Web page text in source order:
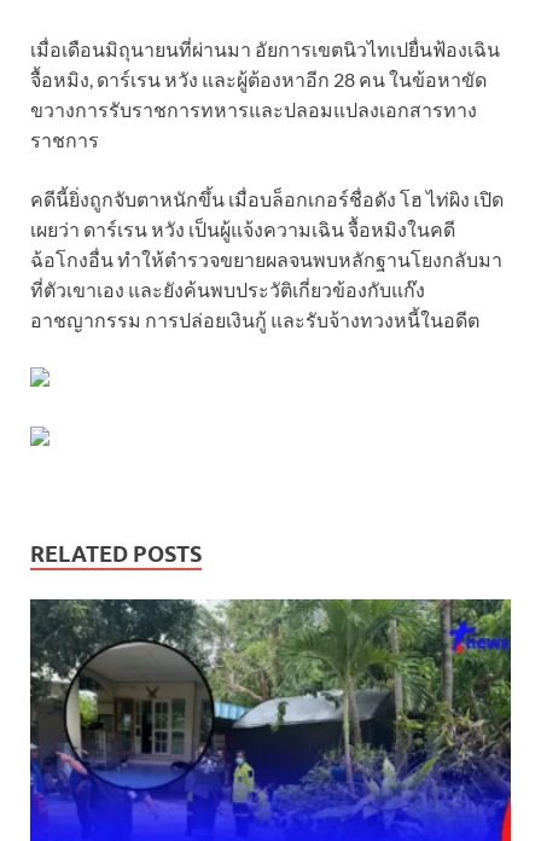
เมื่อเดือนมิถุนายนที่ผ่านมา อัยการเขตนิวไทเปยื่นฟ้องเฉิน
จื้อหมิง, ดาร์เรน หวัง และผู้ต้องหาอีก 28 คน ในข้อหาขัด
ขวางการรับราชการทหารและปลอมแปลงเอกสารทาง
ราชการ
คดีนี้ยิ่งถูกจับตาหนักขึ้น เมื่อบล็อกเกอร์ชื่อดัง โฮ ไท่ผิง เปิด
เผยว่า ดาร์เรน หวัง เป็นผู้แจ้งความเฉิน จื้อหมิงในคดี
ฉ้อโกงอื่น ทำให้ตำรวจขยายผลจนพบหลักฐานโยงกลับมา
ที่ตัวเขาเอง และยังค้นพบประวัติเกี่ยวข้องกับแก๊ง
อาชญากรรม การปล่อยเงินกู้ และรับจ้างทวงหนี้ในอดีต
RELATED POSTS